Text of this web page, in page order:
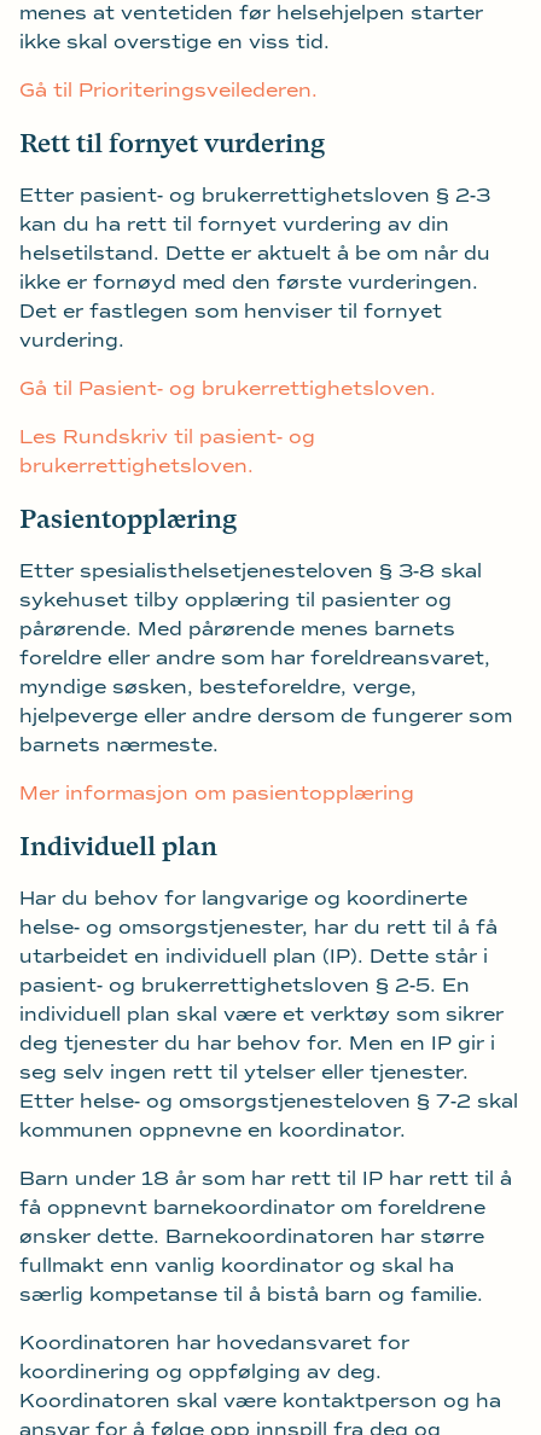
menes at ventetiden før helsehjelpen starter
ikke skal overstige en viss tid.
Gå til Prioriteringsveilederen.
Rett til fornyet vurdering
Etter pasient- og brukerrettighetsloven § 2-3
kan du ha rett til fornyet vurdering av din
helsetilstand. Dette er aktuelt å be om når du
ikke er fornøyd med den første vurderingen.
Det er fastlegen som henviser til fornyet
vurdering.
Gå til Pasient- og brukerrettighetsloven.
Les Rundskriv til pasient- og
brukerrettighetsloven.
Pasientopplæring
Etter spesialisthelsetjenesteloven § 3-8 skal
sykehuset tilby opplæring til pasienter og
pårørende. Med pårørende menes barnets
foreldre eller andre som har foreldreansvaret,
myndige søsken, besteforeldre, verge,
hjelpeverge eller andre dersom de fungerer som
barnets nærmeste.
Mer informasjon om pasientopplæring
Individuell plan
Har du behov for langvarige og koordinerte
helse- og omsorgstjenester, har du rett til å få
utarbeidet en individuell plan (IP). Dette står i
pasient- og brukerrettighetsloven § 2-5. En
individuell plan skal være et verktøy som sikrer
deg tjenester du har behov for. Men en IP gir i
seg selv ingen rett til ytelser eller tjenester.
Etter helse- og omsorgstjenesteloven § 7-2 skal
kommunen oppnevne en koordinator.
Barn under 18 år som har rett til IP har rett til å
få oppnevnt barnekoordinator om foreldrene
ønsker dette. Barnekoordinatoren har større
fullmakt enn vanlig koordinator og skal ha
særlig kompetanse til å bistå barn og familie.
Koordinatoren har hovedansvaret for
koordinering og oppfølging av deg.
Koordinatoren skal være kontaktperson og ha
ansvar for å følge opp innspill fra deg og